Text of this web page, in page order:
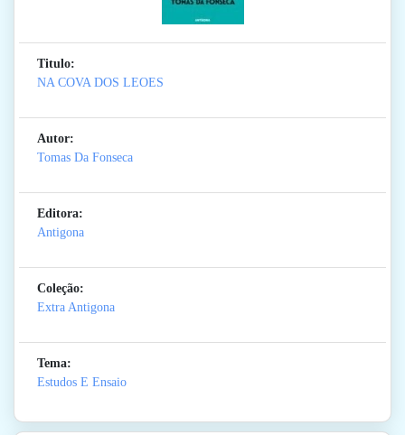
Titulo:
NA COVA DOS LEOES
Autor:
Tomas Da Fonseca
Editora:
Antigona
Coleção:
Extra Antigona
Tema:
Estudos E Ensaio